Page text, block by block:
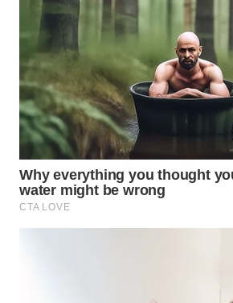
PRIANGAN
TIMUR
WN
SEMARANG
SOLO
WN